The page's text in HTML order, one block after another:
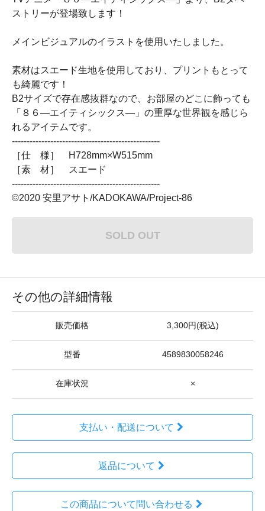
ストリーが登場致します！
メインビジュアルのイラストを使用いたしました。
素材はスエード生地を使用しており、プリントもとって
も綺麗です！
B2サイズで存在感抜群なので、お部屋のどこに飾っても
「８６―エイティシックス―」の重厚な世界観を感じら
れるアイテムです。
--------------------------------------------------
［仕 様］ H728mm×W515mm
［素 材］ スエード
--------------------------------------------------
©2020 安里アサト/KADOKAWA/Project-86
SOLD OUT
その他の詳細情報
販売価格 3,300円(税込)
型番 4589830058246
在庫状況 ×
支払い・配送について
返品について
この商品について問い合わせる